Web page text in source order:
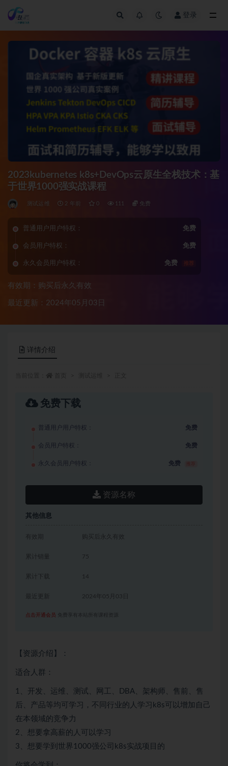
登录
2023kubernetes k8s+DevOps云原生全栈技术：基
于世界1000强实战课程
测试运维 2 年前 0 111 免费
普通用户用户特权： 免费
会员用户特权： 免费
永久会员用户特权： 免费 推荐
有效期：购买后永久有效
最近更新：2024年05月03日
详情介绍
免费下载
普通用户用户特权： 免费
会员用户特权： 免费
永久会员用户特权： 免费
资源名称
其他信息
有效期 购买后永久有效
累计销量 75
累计下载 14
2024年05月03日
点击开通会员 免费享有本站所有课程资源
【资源介绍】：
适合人群：
1、开发、运维、 测试 、网工、DBA、架构师、售前、售
后、产品等均可学习，不同行业的人学习k8s可以增加自己
在本领域的竞争力
2、想要拿高薪的人可以学习
3、想要学到世界1000强公司k8s实战项目的